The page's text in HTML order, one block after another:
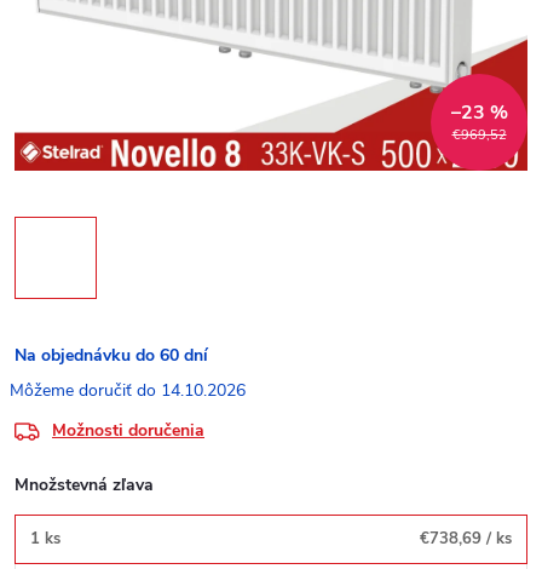
€969,52
–23 %
Na objednávku do 60 dní
14.10.2026
Možnosti doručenia
Množstevná zľava
1 ks €738,69 / ks